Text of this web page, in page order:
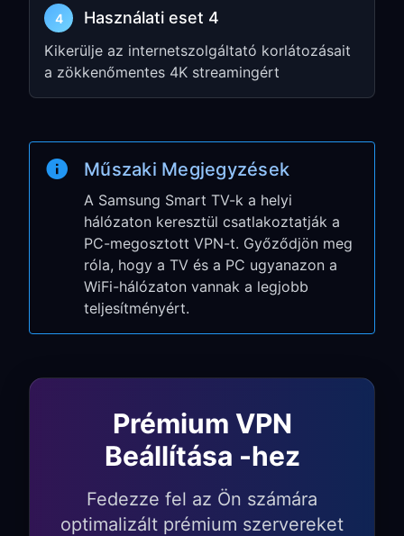
3. lépés: A kapcsolat
tesztelése
alkalmazást a Samsung TV-n
Ellenőrizze, hogy elér-e földrajzilag
korlátozott tartalmakat
A Samsung TV most már a PC-n
keresztül használja a VPN-t!
Samsung TV-
specifikus tippek
Tizen OS Samsung TV-k
esetén:
A Proxy beállítások általában a
találhatók
Egyes régebbi Tizen verziók
4 Használati eset 4
Kikerülje az internetszolgáltató korlátozásait
a zökkenőmentes 4K streamingért
Műszaki Megjegyzések
A Samsung Smart TV-k a helyi
hálózaton keresztül csatlakoztatják a
PC-megosztott VPN-t. Győződjön meg
róla, hogy a TV és a PC ugyanazon a
WiFi-hálózaton vannak a legjobb
teljesítményért.
Prémium VPN
Beállítása -hez
Fedezze fel az Ön számára
optimalizált prémium szervereket